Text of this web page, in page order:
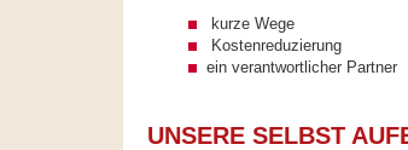
kurze Wege
Kostenreduzierung
ein verantwortlicher Partner
UNSERE SELBST